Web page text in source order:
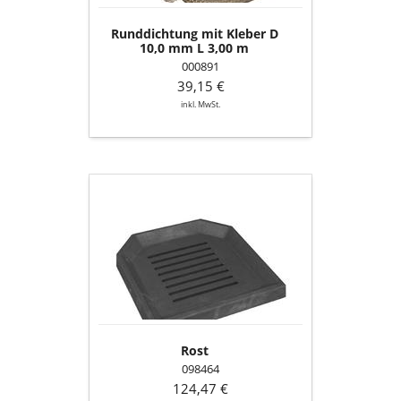
Runddichtung mit Kleber D
10,0 mm L 3,00 m
000891
39,15 €
inkl. MwSt.
Rost
098464
124,47 €